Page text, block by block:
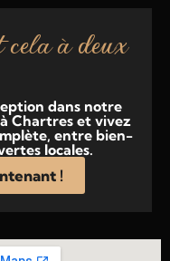
à deux
dans notre
Chartres et vivez
entre bien-
locales.
!